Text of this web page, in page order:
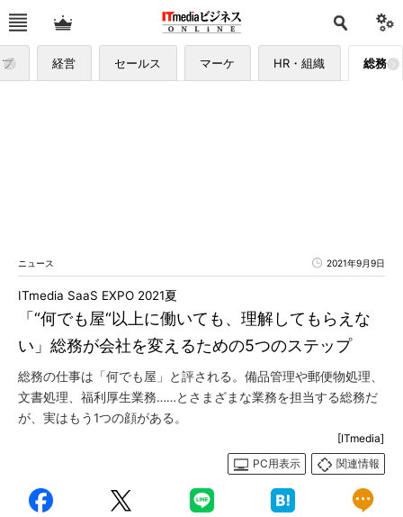
経営 セールス マーケ HR・組織 総務
ニュース 2021年9月9日
「“何でも屋“以上に働いても、理解してもらえな
い」総務が会社を変えるための5つのステップ
ITmedia SaaS EXPO 2021夏
総務の仕事は「何でも屋」と評される。備品管理や郵便物処理、
文書処理、福利厚生業務……とさまざまな業務を担当する総務だ
が、実はもう1つの顔がある。
[ITmedia]
PC用表示
関連情報